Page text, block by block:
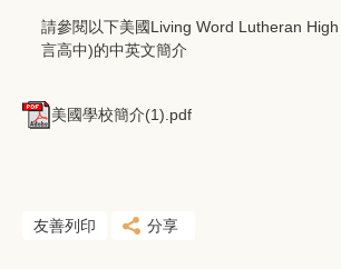
請參閱以下美國Living Word Lutheran
言高中)的中英文簡介
美國學校簡介(1).pdf
友善列印 分享